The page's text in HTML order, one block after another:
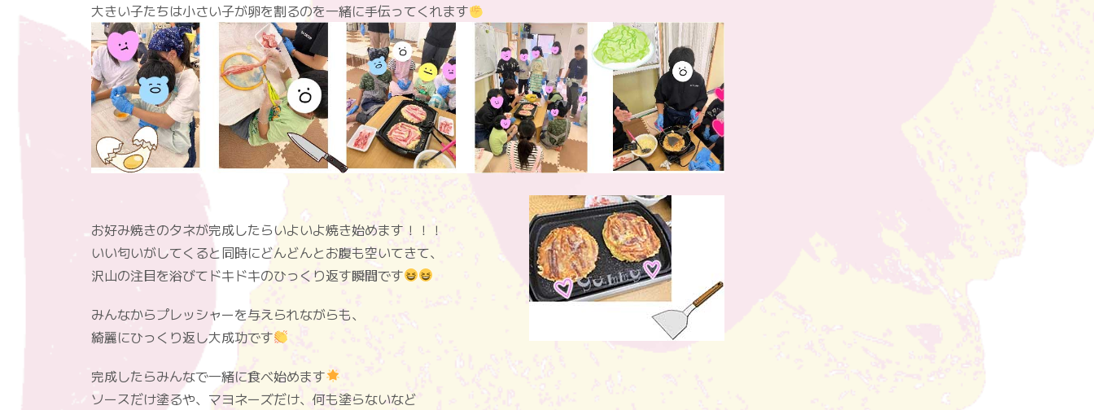
大きい子たちは小さい子が卵を割るのを一緒に手伝ってくれます
お好み焼きのタネが完成したらいよいよ焼き始めます！！！
いい匂いがしてくると同時にどんどんとお腹も空いてきて、
沢山の注目を浴びてドキドキのひっくり返す瞬間です
みんなからプレッシャーを与えられながらも、
綺麗にひっくり返し大成功です
完成したらみんなで一緒に食べ始めます
ソースだけ塗るや、マヨネーズだけ、何も塗らないなど